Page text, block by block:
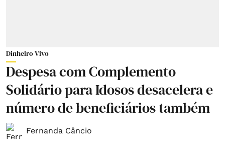
Dinheiro Vivo
Despesa com Complemento
Solidário para Idosos desacelera e
número de beneficiários também
Fernanda Câncio